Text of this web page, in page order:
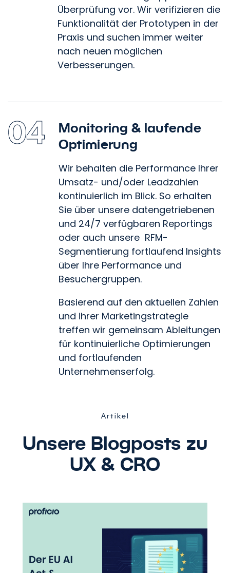
Überprüfung vor. Wir verifizieren die
Funktionalität der Prototypen in der
Praxis und suchen immer weiter
nach neuen möglichen
Verbesserungen.
04 Monitoring & laufende
Optimierung
Wir behalten die Performance Ihrer
Umsatz- und/​oder Leadzahlen
kontinuierlich im Blick. So erhalten
Sie über unsere datengetriebenen
und 24/7 verfügbaren Reportings
oder auch unsere RFM-
Segmentierung fortlaufend Insights
über Ihre Performance und
Besuchergruppen.
Basierend auf den aktuellen Zahlen
und ihrer Marketingstrategie
treffen wir gemeinsam Ableitungen
für kontinuierliche Optimierungen
und fortlaufenden
Unternehmenserfolg.
Artikel
Unsere Blogposts zu
UX & CRO
Wir optimieren Ihr Marketing!
Beratungsgespräch mit
unseren Expert:innen